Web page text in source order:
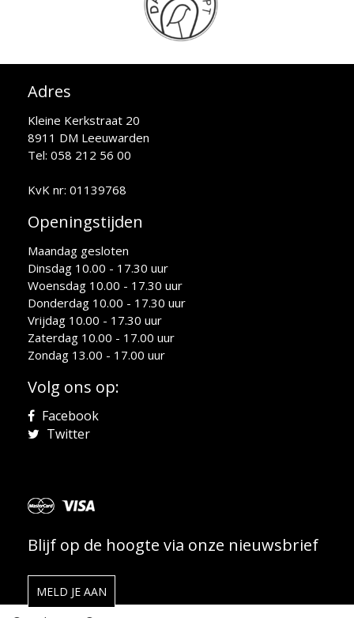
Adres
Kleine Kerkstraat 20
8911 DM Leeuwarden
Tel: 058 212 56 00
KvK nr: 01139768
Openingstijden
Maandag gesloten
Dinsdag 10.00 - 17.30 uur
Woensdag 10.00 - 17.30 uur
Donderdag 10.00 - 17.30 uur
Vrijdag 10.00 - 17.30 uur
Zaterdag 10.00 - 17.00 uur
Zondag 13.00 - 17.00 uur
Volg ons op:
Facebook
Twitter
Blijf op de hoogte via onze nieuwsbrief
MELD JE AAN